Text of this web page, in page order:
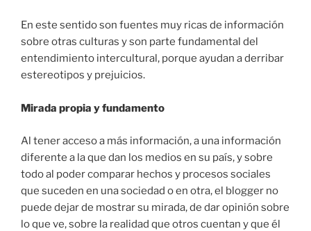
En este sentido son fuentes muy ricas de información
sobre otras culturas y son parte fundamental del
entendimiento intercultural, porque ayudan a derribar
estereotipos y prejuicios.
Mirada propia y fundamento
Al tener acceso a más información, a una información
diferente a la que dan los medios en su país, y sobre
todo al poder comparar hechos y procesos sociales
que suceden en una sociedad o en otra, el blogger no
puede dejar de mostrar su mirada, de dar opinión sobre
lo que ve, sobre la realidad que otros cuentan y que él